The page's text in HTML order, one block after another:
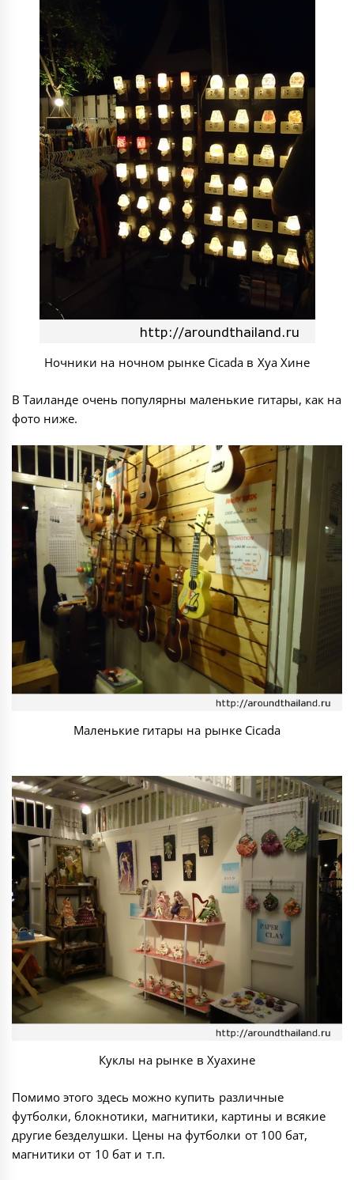
Ночники на ночном рынке Cicada в Хуа Хине
В Таиланде очень популярны маленькие гитары, как на
фото ниже.
Маленькие гитары на рынке Cicada
Куклы на рынке в Хуахине
Помимо этого здесь можно купить различные
футболки, блокнотики, магнитики, картины и всякие
другие безделушки. Цены на футболки от 100 бат,
магнитики от 10 бат и т.п.